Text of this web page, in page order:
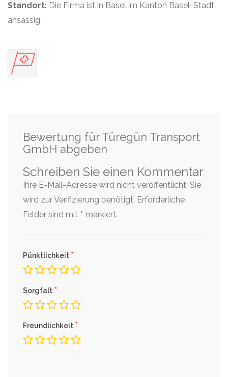
Standort: Die Firma ist in Basel im Kanton Basel-Stadt
ansässig.
Bewertung für Türegün Transport
GmbH abgeben
Schreiben Sie einen Kommentar
Ihre E-Mail-Adresse wird nicht veröffentlicht. Sie
wird zur Verifizierung benötigt. Erforderliche
Felder sind mit * markiert.
Pünktlichkeit *
Sorgfalt *
Freundlichkeit *